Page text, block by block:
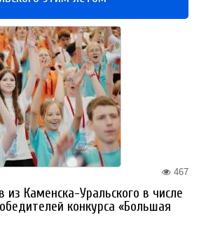
467
из Каменска-Уральского в числе
конкурса «Большая